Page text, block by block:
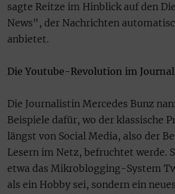
sagte Reitze im Hinblick auf den
News", der Nachrichten
anbietet.
Die Youtube-Revolution im
Die Journalistin Mercedes Bunz
Beispiele dafür, wo der klassische
längst von Social Media, also der
Lesern im Netz, befruchtet werde.
etwa das Mikroblogging-System
als ein Hobby sei, sondern ein